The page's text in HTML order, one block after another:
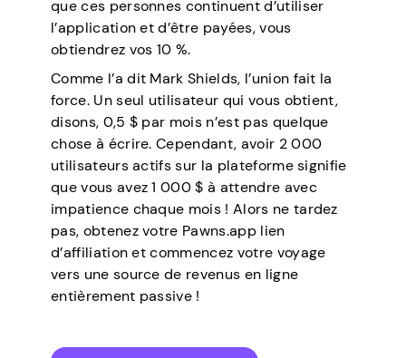
que ces personnes continuent d’utiliser
l’application et d’être payées, vous
obtiendrez vos 10 %.
Comme l’a dit Mark Shields, l’union fait la
force. Un seul utilisateur qui vous obtient,
disons, 0,5 $ par mois n’est pas quelque
chose à écrire. Cependant, avoir 2 000
utilisateurs actifs sur la plateforme signifie
que vous avez 1 000 $ à attendre avec
impatience chaque mois ! Alors ne tardez
pas, obtenez votre Pawns.app lien
d’affiliation et commencez votre voyage
vers une source de revenus en ligne
entièrement passive !